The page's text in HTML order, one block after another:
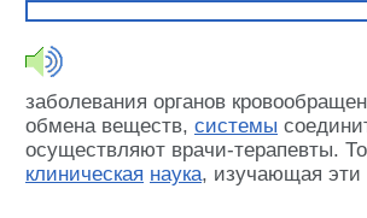
заболевания органов
обмена веществ, системы
осуществляют врачи-терапевты.
клиническая наука, изучающая эти